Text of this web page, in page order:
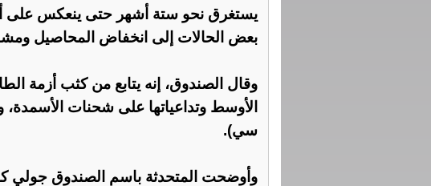
يستغرق نحو ستة أشهر حتى ينعكس على
بعض الحالات إلى انخفاض المحاصيل
وقال الصندوق، إنه يتابع من كثب أزمة
الأوسط وتداعياتها على شحنات
سي).
وأوضحت المتحدثة باسم الصندوق جولي